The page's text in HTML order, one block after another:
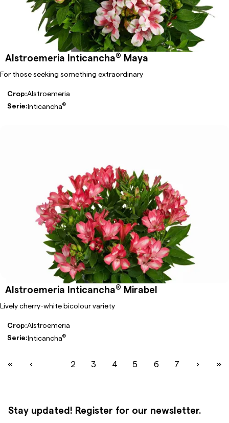
Alstroemeria Inticancha® Maya
For those seeking something extraordinary
Crop:Alstroemeria
Serie:Inticancha®
Alstroemeria Inticancha® Mirabel
Lively cherry-white bicolour variety
Crop:Alstroemeria
Serie:Inticancha®
« ‹ 2 3 4 5 6 7 › »
Stay updated! Register for our newsletter.